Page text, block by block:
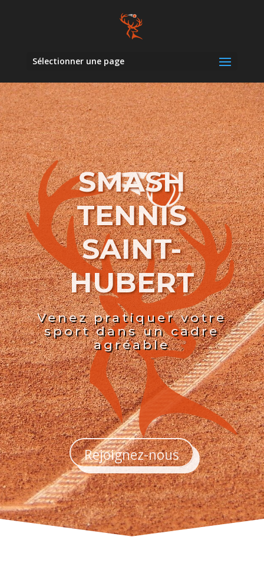
Sélectionner une page
SMASH
TENNIS
SAINT-
HUBERT
Venez pratiquer votre
sport dans un cadre
agréable
Rejoignez-nous